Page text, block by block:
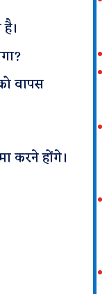
वापस
करने होंगे।